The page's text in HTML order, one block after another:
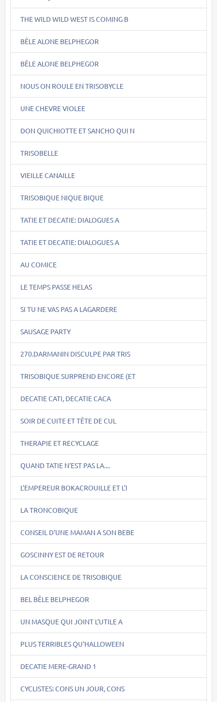
THE WILD WILD WEST IS COMING B
BÊLE ALONE BELPHEGOR
BÊLE ALONE BELPHEGOR
NOUS ON ROULE EN TRISOBYCLE
UNE CHEVRE VIOLEE
DON QUICHIOTTE ET SANCHO QUI N
TRISOBELLE
VIEILLE CANAILLE
TRISOBIQUE NIQUE BIQUE
TATIE ET DECATIE: DIALOGUES A
TATIE ET DECATIE: DIALOGUES A
AU COMICE
LE TEMPS PASSE HELAS
SI TU NE VAS PAS A LAGARDERE
SAUSAGE PARTY
270.DARMANIN DISCULPE PAR TRIS
TRISOBIQUE SURPREND ENCORE (ET
DECATIE CATI, DECATIE CACA
SOIR DE CUITE ET TÊTE DE CUL
THERAPIE ET RECYCLAGE
QUAND TATIE N'EST PAS LA....
L'EMPEREUR BOKACROUILLE ET L'I
LA TRONCOBIQUE
CONSEIL D'UNE MAMAN A SON BEBE
GOSCINNY EST DE RETOUR
LA CONSCIENCE DE TRISOBIQUE
BEL BÊLE BELPHEGOR
UN MASQUE QUI JOINT L'UTILE A
PLUS TERRIBLES QU'HALLOWEEN
DECATIE MERE-GRAND 1
CYCLISTES: CONS UN JOUR, CONS